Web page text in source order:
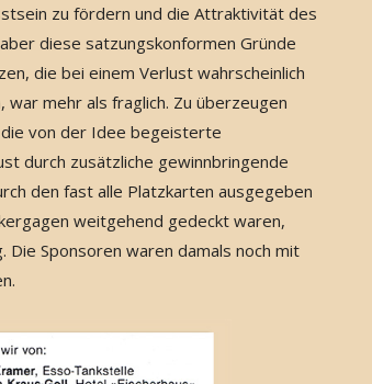
zu fördern und die Attraktivität des
diese satzungskonformen Gründe
die bei einem Verlust wahrscheinlich
mehr als fraglich. Zu überzeugen
die von der Idee begeisterte
durch zusätzliche gewinnbringende
den fast alle Platzkarten ausgegeben
weitgehend gedeckt waren,
Sponsoren waren damals noch mit